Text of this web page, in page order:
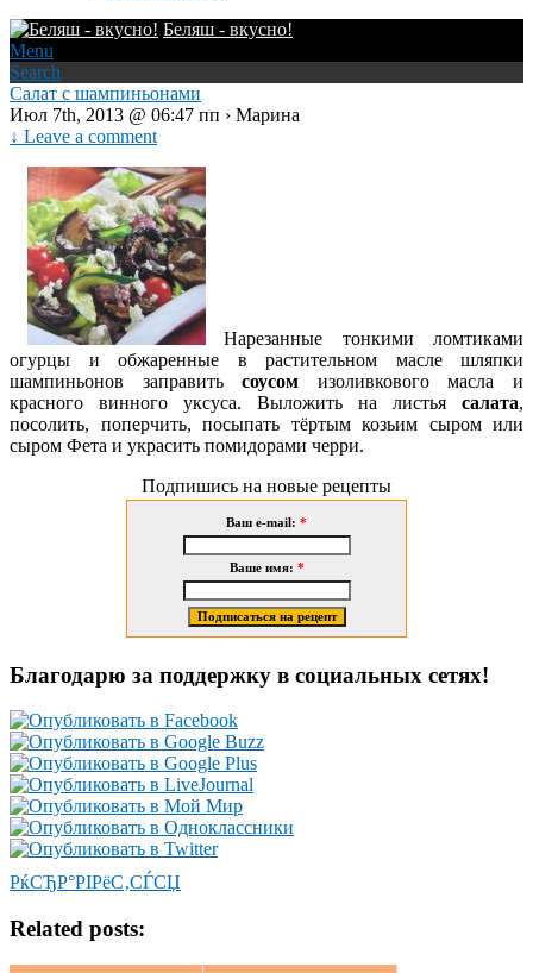
Беляш - вкусно!
Menu
Search
Салат с шампиньонами
Июл 7th, 2013 @ 06:47 пп › Марина
↓ Leave a comment
Нарезанные тонкими ломтиками
огурцы и обжаренные в растительном масле шляпки
шампиньонов заправитьсоусом изоливкового масла и
красного винного уксуса. Выложить на листья салата,
посолить, поперчить, посыпать тёртым козьим сыром или
сыром Фета и украсить помидорами черри.
Подпишись на новые рецепты
Ваш e-mail: *
Ваше имя: *
Благодарю за поддержку в социальных сетях!
РќСЂР°РІРёС‚СЃСЏ
Related posts: